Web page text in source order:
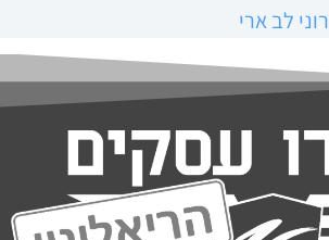
רוני לב ארי